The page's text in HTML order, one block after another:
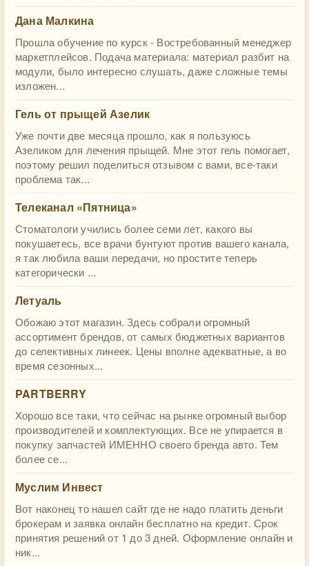
Дана Малкина
Прошла обучение по курск - Востребованный менеджер
маркетплейсов. Подача материала: материал разбит на
модули, было интересно слушать, даже сложные темы
изложен...
Гель от прыщей Азелик
Уже почти две месяца прошло, как я пользуюсь
Азеликом для лечения прыщей. Мне этот гель помогает,
поэтому решил поделиться отзывом с вами, все-таки
проблема так...
Телеканал «Пятница»
Стоматологи учились более семи лет, какого вы
покушаетесь, все врачи бунтуют против вашего канала,
я так любила ваши передачи, но простите теперь
категорически ...
Летуаль
Обожаю этот магазин. Здесь собрали огромный
ассортимент брендов, от самых бюджетных вариантов
до селективных линеек. Цены вполне адекватные, а во
время сезонных...
PARTBERRY
Хорошо все таки, что сейчас на рынке огромный выбор
производителей и комплектующих. Все не упирается в
покупку запчастей ИМЕННО своего бренда авто. Тем
более се...
Муслим Инвест
Вот наконец то нашел сайт где не надо платить деньги
брокерам и заявка онлайн бесплатно на кредит. Срок
принятия решений от 1 до 3 дней. Оформление онлайн и
ник...